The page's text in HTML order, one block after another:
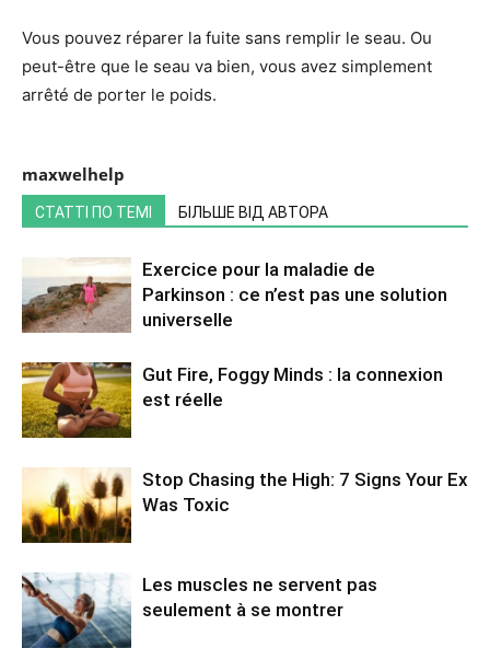
Vous pouvez réparer la fuite sans remplir le seau. Ou
peut-être que le seau va bien, vous avez simplement
arrêté de porter le poids.
maxwelhelp
СТАТТІ ПО ТЕМІ БІЛЬШЕ ВІД АВТОРА
Exercice pour la maladie de
Parkinson : ce n’est pas une solution
universelle
Gut Fire, Foggy Minds : la connexion
est réelle
Stop Chasing the High: 7 Signs Your Ex
Was Toxic
Les muscles ne servent pas
seulement à se montrer